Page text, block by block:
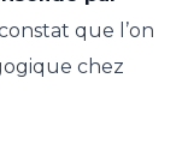
que l’on
chez